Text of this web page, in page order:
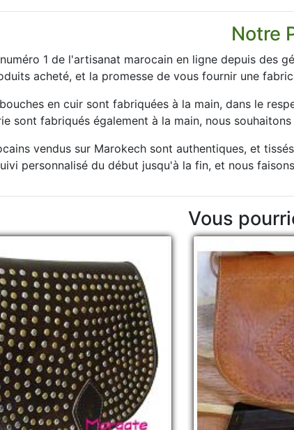
Notre
1 de l'artisanat marocain en ligne depuis des
acheté, et la promesse de vous fournir une
en cuir sont fabriquées à la main, dans le
sont fabriqués également à la main, nous
vendus sur Marokech sont authentiques, et
personnalisé du début jusqu'à la fin, et nous
Vous